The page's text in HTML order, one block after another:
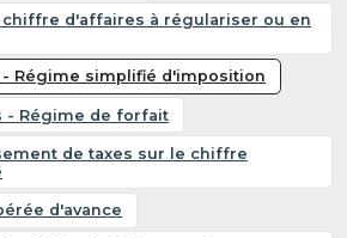
chiffre d'affaires à régulariser ou en
- Régime simplifié d'imposition
- Régime de forfait
de taxes sur le chiffre
d'avance